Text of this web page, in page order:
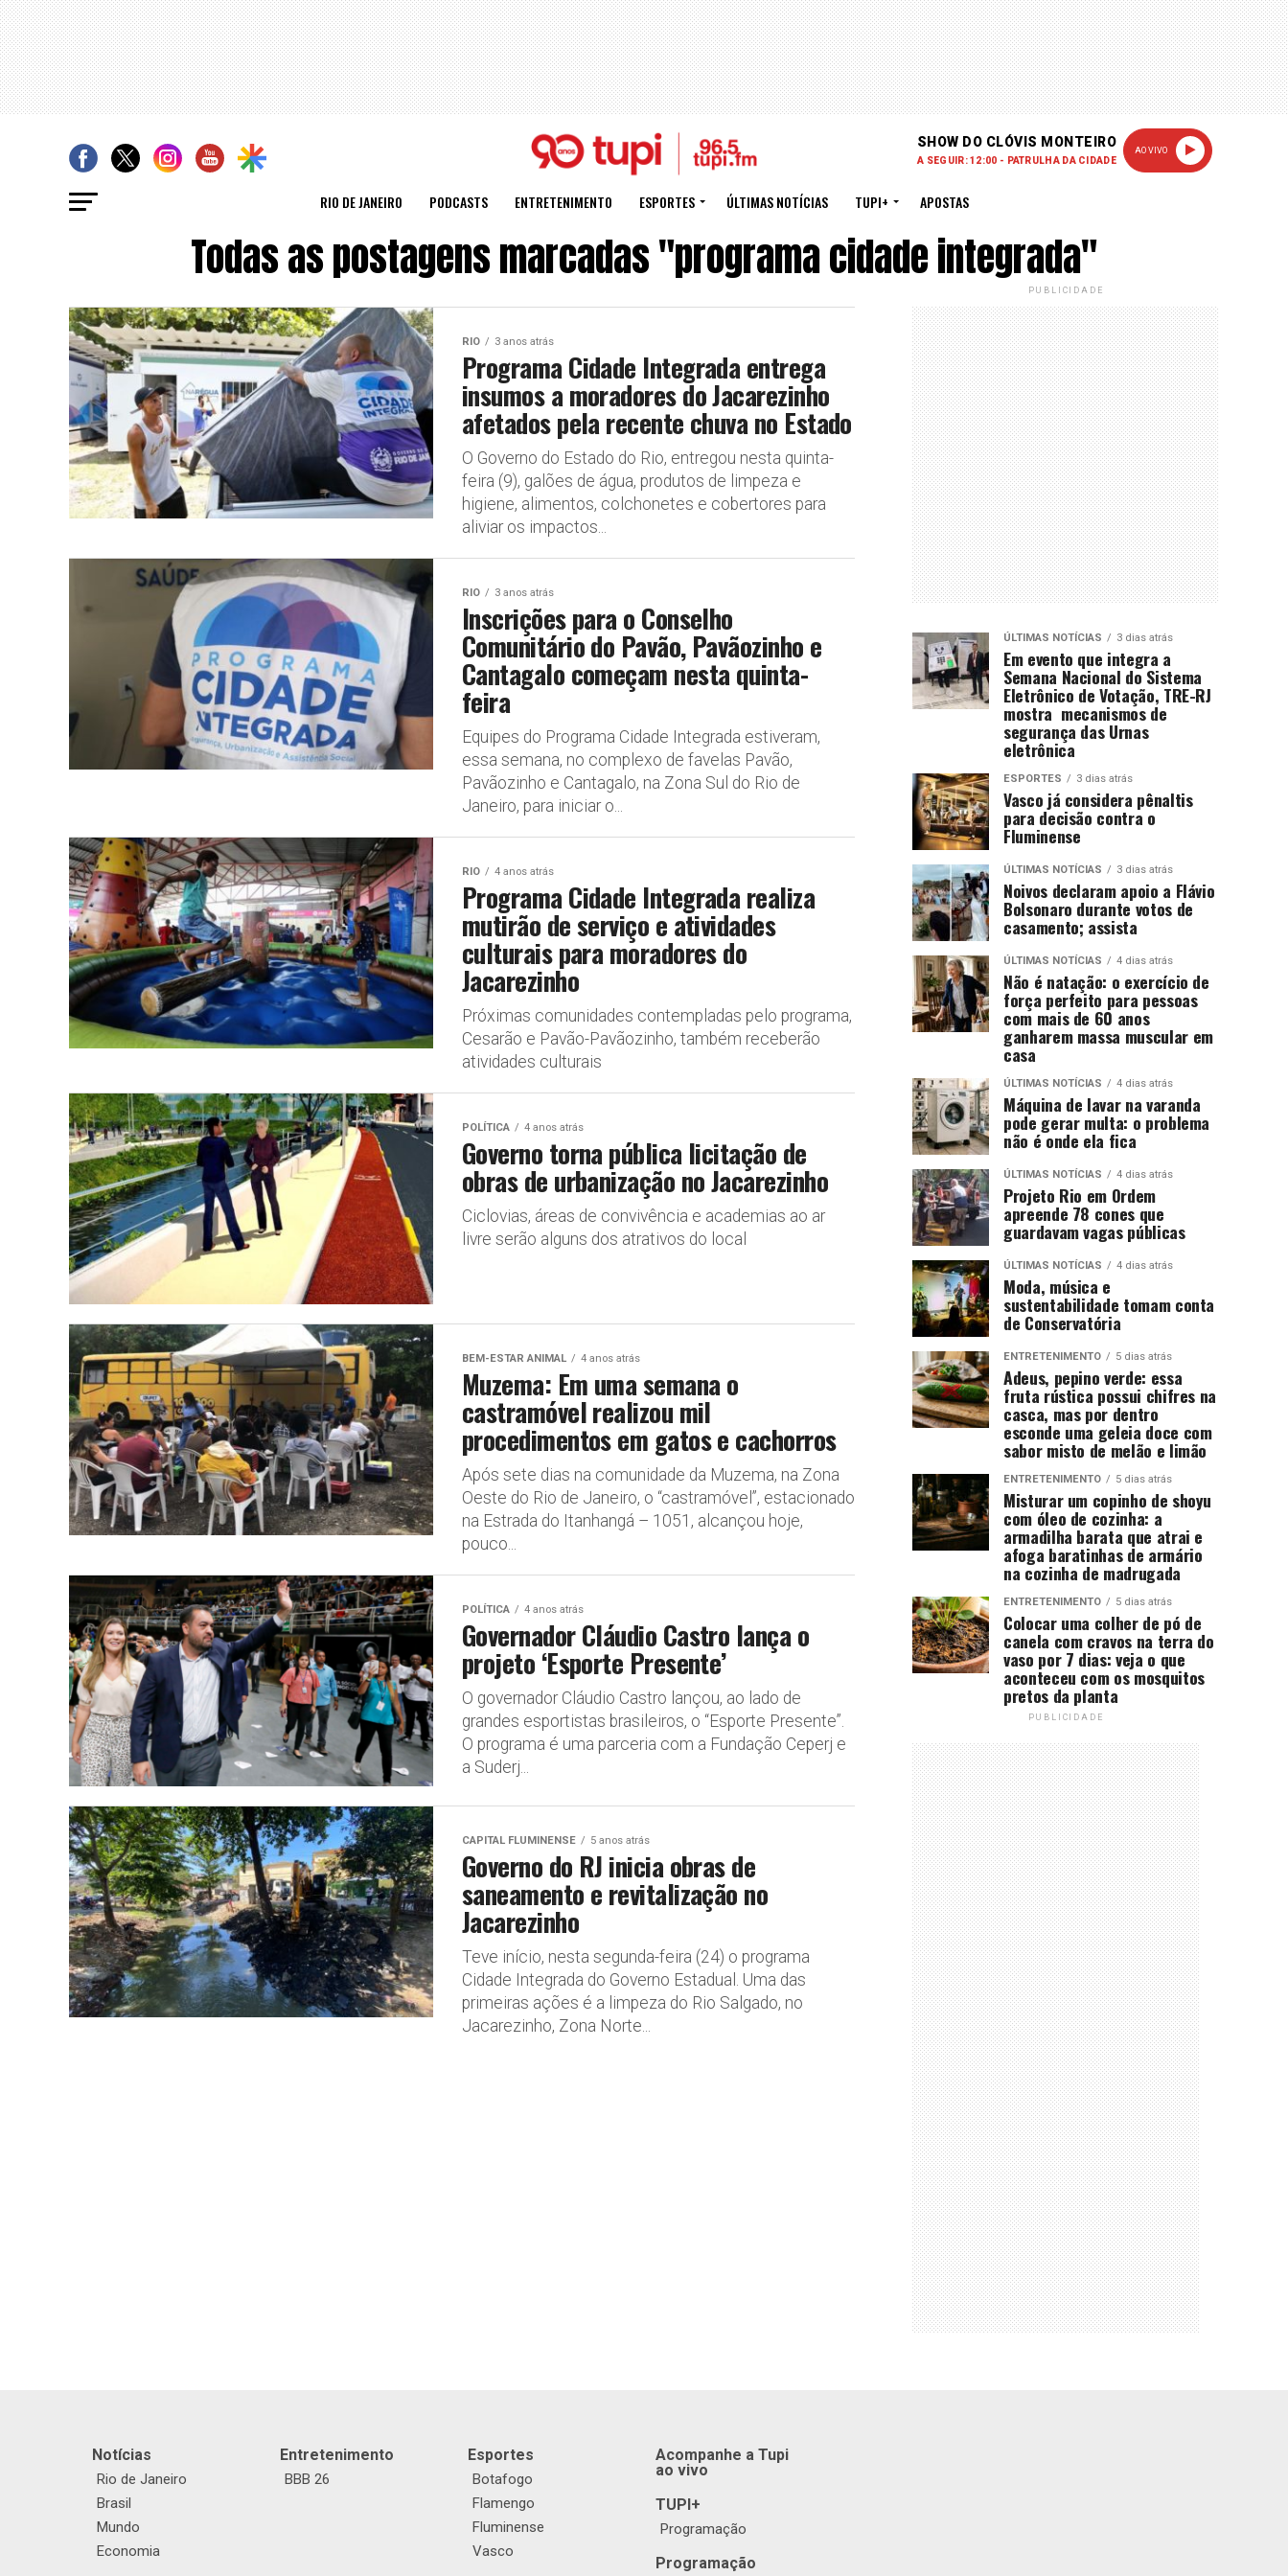
SHOW DO CLÓVIS MONTEIRO
A SEGUIR: 12:00 - PATRULHA DA CIDADE
AO VIVO
RIO DE JANEIRO PODCASTS ENTRETENIMENTO ESPORTES ÚLTIMAS NOTÍCIAS TUPI+ APOSTAS
Todas as postagens marcadas "programa cidade integrada"
RIO 3 anos atrás
Programa Cidade Integrada entrega
insumos a moradores do Jacarezinho
afetados pela recente chuva no Estado
O Governo do Estado do Rio, entregou nesta quinta-
feira (9), galões de água, produtos de limpeza e
higiene, alimentos, colchonetes e cobertores para
aliviar os impactos...
RIO 3 anos atrás
Inscrições para o Conselho
Comunitário do Pavão, Pavãozinho e
Cantagalo começam nesta quinta-
feira
Equipes do Programa Cidade Integrada estiveram,
essa semana, no complexo de favelas Pavão,
Pavãozinho e Cantagalo, na Zona Sul do Rio de
Janeiro, para iniciar o...
RIO 4 anos atrás
Programa Cidade Integrada realiza
mutirão de serviço e atividades
culturais para moradores do
Jacarezinho
Próximas comunidades contempladas pelo programa,
Cesarão e Pavão-Pavãozinho, também receberão
atividades culturais
POLÍTICA 4 anos atrás
Governo torna pública licitação de
obras de urbanização no Jacarezinho
Ciclovias, áreas de convivência e academias ao ar
livre serão alguns dos atrativos do local
BEM-ESTAR ANIMAL 4 anos atrás
Muzema: Em uma semana o
castramóvel realizou mil
procedimentos em gatos e cachorros
Após sete dias na comunidade da Muzema, na Zona
Oeste do Rio de Janeiro, o “castramóvel”, estacionado
na Estrada do Itanhangá – 1051, alcançou hoje,
pouco...
POLÍTICA 4 anos atrás
Governador Cláudio Castro lança o
projeto ‘Esporte Presente’
O governador Cláudio Castro lançou, ao lado de
grandes esportistas brasileiros, o “Esporte Presente”.
O programa é uma parceria com a Fundação Ceperj e
a Suderj...
CAPITAL FLUMINENSE 5 anos atrás
Governo do RJ inicia obras de
saneamento e revitalização no
Jacarezinho
Teve início, nesta segunda-feira (24) o programa
Cidade Integrada do Governo Estadual. Uma das
primeiras ações é a limpeza do Rio Salgado, no
Jacarezinho, Zona Norte...
PUBLICIDADE
ÚLTIMAS NOTÍCIAS 3 dias atrás
Em evento que integra a
Semana Nacional do Sistema
Eletrônico de Votação, TRE-RJ
mostra mecanismos de
segurança das Urnas
eletrônica
ESPORTES 3 dias atrás
Vasco já considera pênaltis
para decisão contra o
Fluminense
ÚLTIMAS NOTÍCIAS 3 dias atrás
Noivos declaram apoio a Flávio
Bolsonaro durante votos de
casamento; assista
ÚLTIMAS NOTÍCIAS 4 dias atrás
Não é natação: o exercício de
força perfeito para pessoas
com mais de 60 anos
ganharem massa muscular em
casa
ÚLTIMAS NOTÍCIAS 4 dias atrás
Máquina de lavar na varanda
pode gerar multa: o problema
não é onde ela fica
ÚLTIMAS NOTÍCIAS 4 dias atrás
Projeto Rio em Ordem
apreende 78 cones que
guardavam vagas públicas
ÚLTIMAS NOTÍCIAS 4 dias atrás
Moda, música e
sustentabilidade tomam conta
de Conservatória
ENTRETENIMENTO 5 dias atrás
Adeus, pepino verde: essa
fruta rústica possui chifres na
casca, mas por dentro
esconde uma geleia doce com
sabor misto de melão e limão
ENTRETENIMENTO 5 dias atrás
Misturar um copinho de shoyu
com óleo de cozinha: a
armadilha barata que atrai e
afoga baratinhas de armário
na cozinha de madrugada
ENTRETENIMENTO 5 dias atrás
Colocar uma colher de pó de
canela com cravos na terra do
vaso por 7 dias: veja o que
aconteceu com os mosquitos
pretos da planta
PUBLICIDADE
Notícias
Rio de Janeiro
Brasil
Mundo
Economia
Entretenimento
BBB 26
Esportes
Botafogo
Flamengo
Fluminense
Vasco
Acompanhe a Tupi
ao vivo
TUPI+
Programação
Programação